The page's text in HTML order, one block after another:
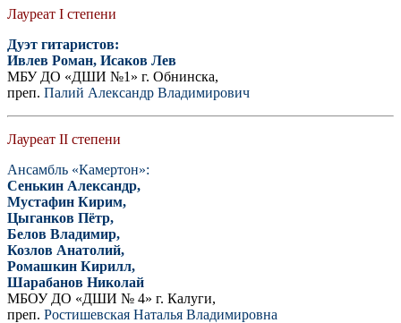
Лауреат I степени
Дуэт гитаристов:
Ивлев Роман, Исаков Лев
МБУ ДО «ДШИ №1» г. Обнинска,
преп. Палий Александр Владимирович
Лауреат II степени
Ансамбль «Камертон»:
Сенькин Александр,
Мустафин Кирим,
Цыганков Пётр,
Белов Владимир,
Козлов Анатолий,
Ромашкин Кирилл,
Шарабанов Николай
МБОУ ДО «ДШИ № 4» г. Калуги,
преп. Ростишевская Наталья Владимировна